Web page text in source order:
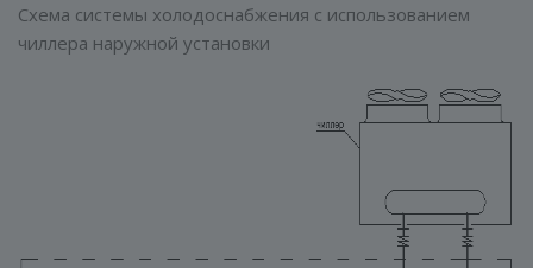
Схема системы холодоснабжения с использованием
чиллера наружной установки